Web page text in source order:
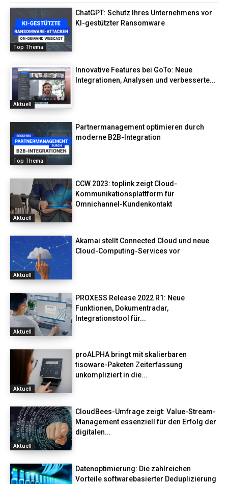
Top Thema
ChatGPT: Schutz Ihres Unternehmens vor
KI-gestützter Ransomware
Aktuell
Innovative Features bei GoTo: Neue
Integrationen, Analysen und verbesserte...
Top Thema
Partnermanagement optimieren durch
moderne B2B-Integration
Aktuell
CCW 2023: toplink zeigt Cloud-
Kommunikationsplattform für
Omnichannel-Kundenkontakt
Aktuell
Akamai stellt Connected Cloud und neue
Cloud-Computing-Services vor
Aktuell
PROXESS Release 2022 R1: Neue
Funktionen, Dokumentradar,
Integrationstool für...
Aktuell
proALPHA bringt mit skalierbaren
tisoware-Paketen Zeiterfassung
unkompliziert in die...
Aktuell
CloudBees-Umfrage zeigt: Value-Stream-
Management essenziell für den Erfolg der
digitalen...
Datenoptimierung: Die zahlreichen
Vorteile softwarebasierter Deduplizierung